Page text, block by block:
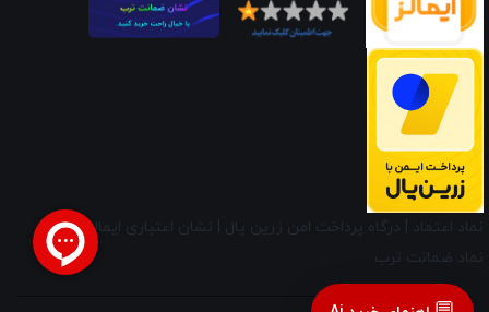
نماد اعتماد درگاه پرداخت امن زرین پال نشان اعتباری ایمالز |
نماد ضمانت ترب